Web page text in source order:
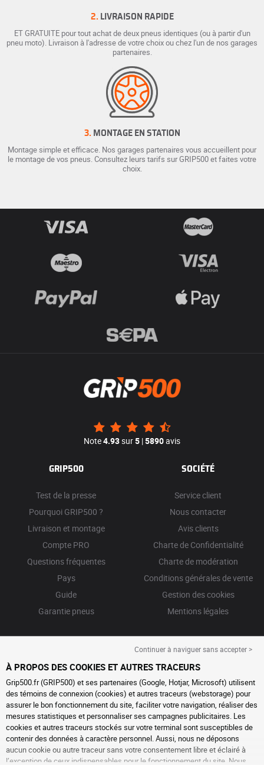
2. LIVRAISON RAPIDE
ET GRATUITE pour tout achat de deux pneus identiques (ou à partir d'un
pneu moto). Livraison à l'adresse de votre choix ou chez l'un de nos garages
partenaires.
3. MONTAGE EN STATION
Montage simple et efficace. Nos garages partenaires vous accueillent pour
le montage de vos pneus. Consultez leurs tarifs sur GRIP500 et faites votre
choix.
Note4.93sur5 |5890avis
GRIP500
Test de la presse
Pourquoi GRIP500 ?
Livraison et montage
Compte PRO
Questions fréquentes
Pays
Guide
Garantie pneus
SOCIÉTÉ
Service client
Nous contacter
Avis clients
Charte de Confidentialité
Charte de modération
Conditions générales de vente
Gestion des cookies
Mentions légales
Continuer à naviguer sans accepter >
À PROPOS DES COOKIES ET AUTRES TRACEURS
Grip500.fr (GRIP500) et ses partenaires (Google, Hotjar, Microsoft) utilisent
des témoins de connexion (cookies) et autres traceurs (webstorage) pour
assurer le bon fonctionnement du site, faciliter votre navigation, réaliser des
mesures statistiques et personnaliser ses campagnes publicitaires. Les
cookies et autres traceurs stockés sur votre terminal sont susceptibles de
contenir des données à caractère personnel. Aussi, nous ne déposons
aucun cookie ou autre traceur sans votre consentement libre et éclairé à
l’exception de ceux indispensables pour le fonctionnement du site. Nous